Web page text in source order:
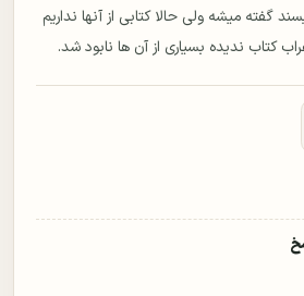
گفته میشه ولی حالا کتابی از آنها نداریم
کتاب ندیده بسیاری از آن ها نابود شد.